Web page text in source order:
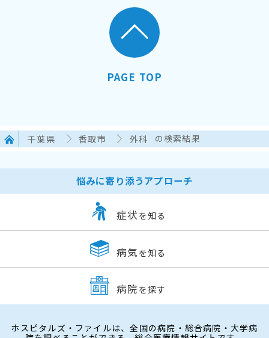
PAGE TOP
千葉県 香取市 外科 の検索結果
悩みに寄り添うアプローチ
症状 を知る
病気 を知る
病院 を探す
ホスピタルズ・ファイルは、全国の病院・総合病院・大学病